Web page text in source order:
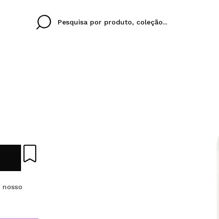
Eu não tenho uma
Ao criar uma conta
rapidamente, verificar
IDIOMA
nosso
colori